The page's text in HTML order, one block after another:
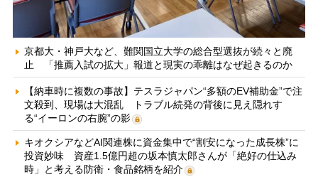
京都大・神戸大など、難関国立大学の総合型選抜が続々と廃
止 「推薦入試の拡大」報道と現実の乖離はなぜ起きるのか
【納車時に複数の事故】テスラジャパン“多額のEV補助金”で注
文殺到、現場は大混乱 トラブル続発の背後に見え隠れす
る“イーロンの右腕”の影
キオクシアなどAI関連株に資金集中で“割安になった成長株”に
投資妙味 資産1.5億円超の坂本慎太郎さんが「絶好の仕込み
時」と考える防衛・食品銘柄を紹介